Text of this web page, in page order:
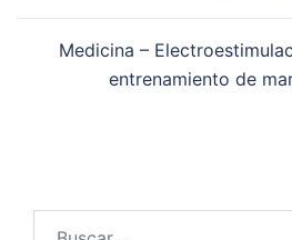
Medicina –
entrenamiento de